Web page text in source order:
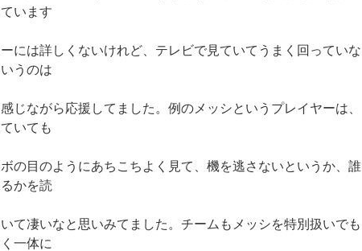
います
には詳しくないけれど、テレビで見ていてうまく回っていな
うのは
じながら応援してました。例のメッシというプレイヤーは、
いても
の目のようにあちこちよく見て、機を逃さないというか、誰
かを読
て凄いなと思いみてました。チームもメッシを特別扱いでも
一体に